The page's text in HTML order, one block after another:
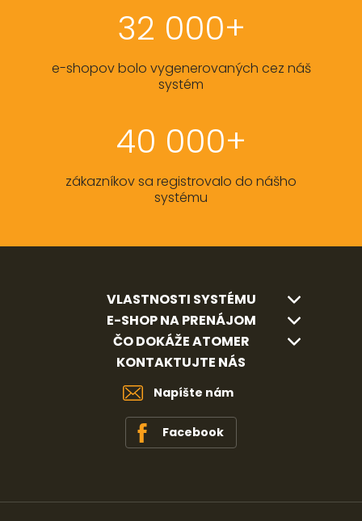
32 000+
e-shopov bolo vygenerovaných cez náš
systém
40 000+
zákazníkov sa registrovalo do nášho
systému
VLASTNOSTI SYSTÉMU
E-SHOP NA PRENÁJOM
ČO DOKÁŽE ATOMER
KONTAKTUJTE NÁS
Napíšte nám
Facebook